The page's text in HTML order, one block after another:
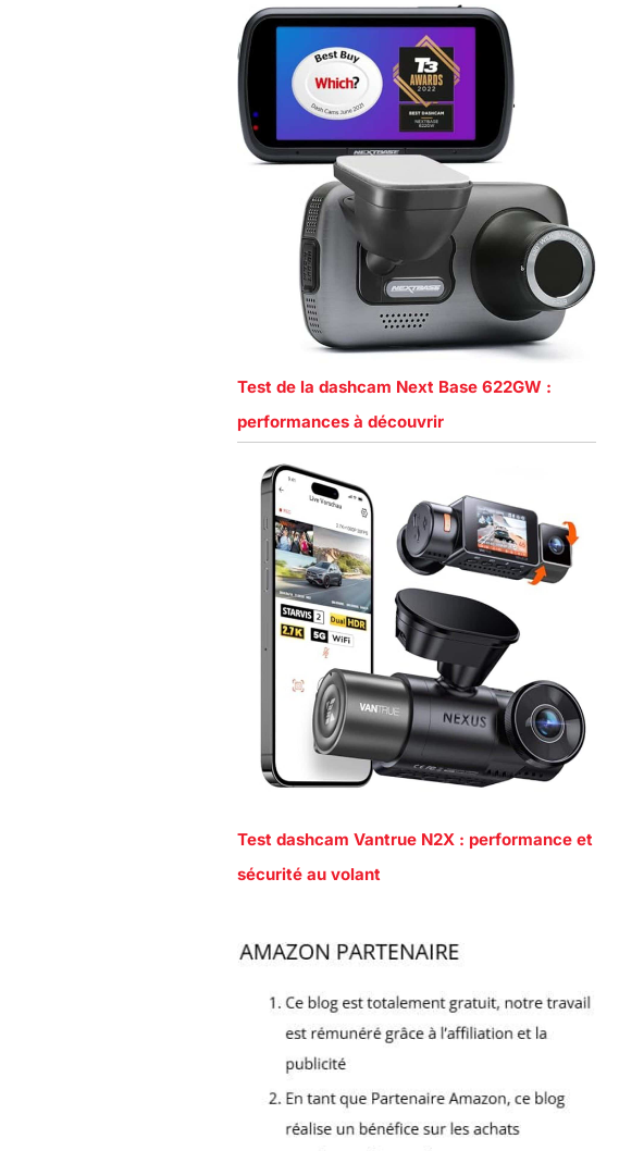
Test de la dashcam Next Base 622GW :
performances à découvrir
Test dashcam Vantrue N2X : performance et
sécurité au volant